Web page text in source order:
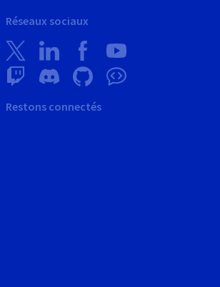
Réseaux sociaux
Restons connectés